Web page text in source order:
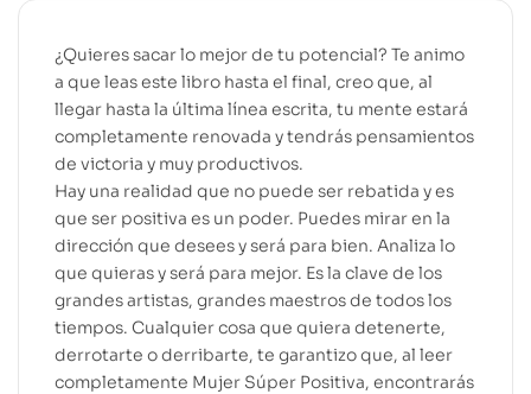
¿Quieres sacar lo mejor de tu potencial? Te animo
a que leas este libro hasta el final, creo que, al
llegar hasta la última línea escrita, tu mente estará
completamente renovada y tendrás pensamientos
de victoria y muy productivos.
Hay una realidad que no puede ser rebatida y es
que ser positiva es un poder. Puedes mirar en la
dirección que desees y será para bien. Analiza lo
que quieras y será para mejor. Es la clave de los
grandes artistas, grandes maestros de todos los
tiempos. Cualquier cosa que quiera detenerte,
derrotarte o derribarte, te garantizo que, al leer
completamente Mujer Súper Positiva, encontrarás